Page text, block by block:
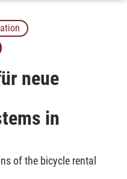
neue
in
of the bicycle rental